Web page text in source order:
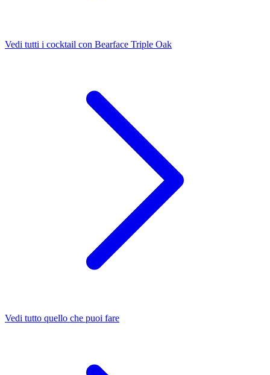
Vedi tutti i cocktail con Bearface Triple Oak
Vedi tutto quello che puoi fare